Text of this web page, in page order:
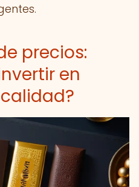
precios:
en